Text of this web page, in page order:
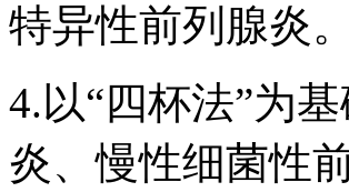
特异性前列腺炎。
4.以“四杯法”为
炎、慢性细菌性